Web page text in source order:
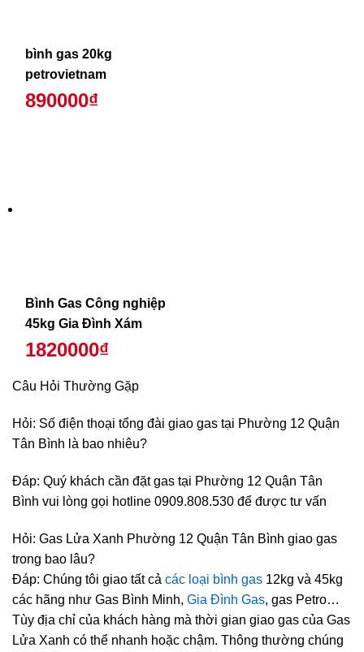
bình gas 20kg
petrovietnam
890000₫
Bình Gas Công nghiệp
45kg Gia Đình Xám
1820000₫
Câu Hỏi Thường Gặp
Hỏi: Số điện thoại tổng đài giao gas tại Phường 12 Quận
Tân Bình là bao nhiêu?
Đáp: Quý khách cần đặt gas tại Phường 12 Quận Tân
Bình vui lòng gọi hotline 0909.808.530 để được tư vấn
Hỏi: Gas Lửa Xanh Phường 12 Quận Tân Bình giao gas
trong bao lâu?
Đáp: Chúng tôi giao tất cả các loại bình gas 12kg và 45kg
các hãng như Gas Bình Minh, Gia Đình Gas, gas Petro…
Tùy địa chỉ của khách hàng mà thời gian giao gas của Gas
Lửa Xanh có thể nhanh hoặc chậm. Thông thường chúng